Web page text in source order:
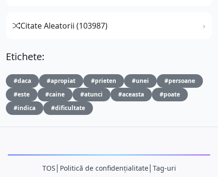
Citate Aleatorii (103987)
Etichete:
#daca #apropiat #prieten #unei
#persoane
#este
#caine #atunci #aceasta
#poate
#indica
#dificultate
TOS Politică de confidențialitate│ Tag-uri